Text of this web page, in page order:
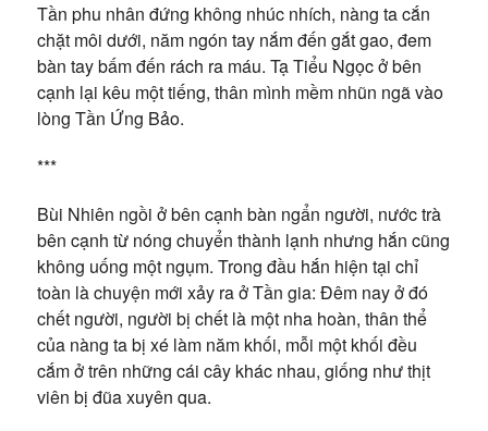
Tần phu nhân đứng không nhúc nhích, nàng ta cắn
chặt môi dưới, năm ngón tay nắm đến gắt gao, đem
bàn tay bấm đến rách ra máu. Tạ Tiểu Ngọc ở bên
cạnh lại kêu một tiếng, thân mình mềm nhũn ngã vào
lòng Tần Ứng Bảo.
***
Bùi Nhiên ngồi ở bên cạnh bàn ngẩn người, nước trà
bên cạnh từ nóng chuyển thành lạnh nhưng hắn cũng
không uống một ngụm. Trong đầu hắn hiện tại chỉ
toàn là chuyện mới xảy ra ở Tần gia: Đêm nay ở đó
chết người, người bị chết là một nha hoàn, thân thể
của nàng ta bị xé làm năm khối, mỗi một khối đều
cắm ở trên những cái cây khác nhau, giống như thịt
viên bị đũa xuyên qua.